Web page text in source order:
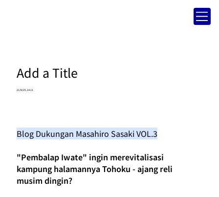
Add a Title
21/8/25, 14.11
Blog Dukungan Masahiro Sasaki VOL.3
"Pembalap Iwate" ingin merevitalisasi
kampung halamannya Tohoku - ajang reli
musim dingin?